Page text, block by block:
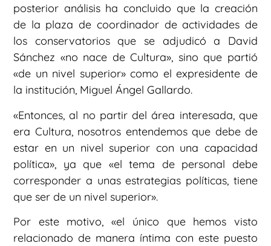
posterior análisis ha concluido que la creación
de la plaza de coordinador de actividades de
los conservatorios que se adjudicó a David
Sánchez «no nace de Cultura», sino que partió
«de un nivel superior» como el expresidente de
la institución, Miguel Ángel Gallardo.
«Entonces, al no partir del área interesada, que
era Cultura, nosotros entendemos que debe de
estar en un nivel superior con una capacidad
política», ya que «el tema de personal debe
corresponder a unas estrategias políticas, tiene
que ser de un nivel superior».
Por este motivo, «el único que hemos visto
relacionado de manera íntima con este puesto